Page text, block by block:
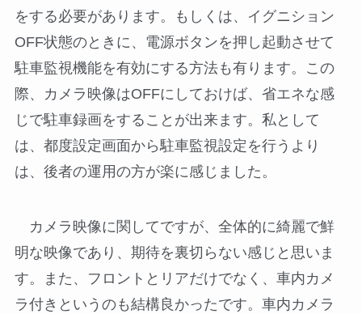
をする必要があります。もしくは、イグニション
OFF状態のときに、電源ボタンを押し起動させて
駐車監視機能を有効にする方法も有ります。この
際、カメラ映像はOFFにしておけば、省エネな感
じで駐車録画をすることが出来ます。私として
は、都度設定画面から駐車監視設定を行うより
は、後者の運用の方が楽に感じました。
カメラ映像に関してですが、全体的に綺麗で鮮
明な映像であり、期待を裏切らない感じと思いま
す。また、フロントとリアだけでなく、車内カメ
ラ付きというのも結構良かったです。車内カメラ